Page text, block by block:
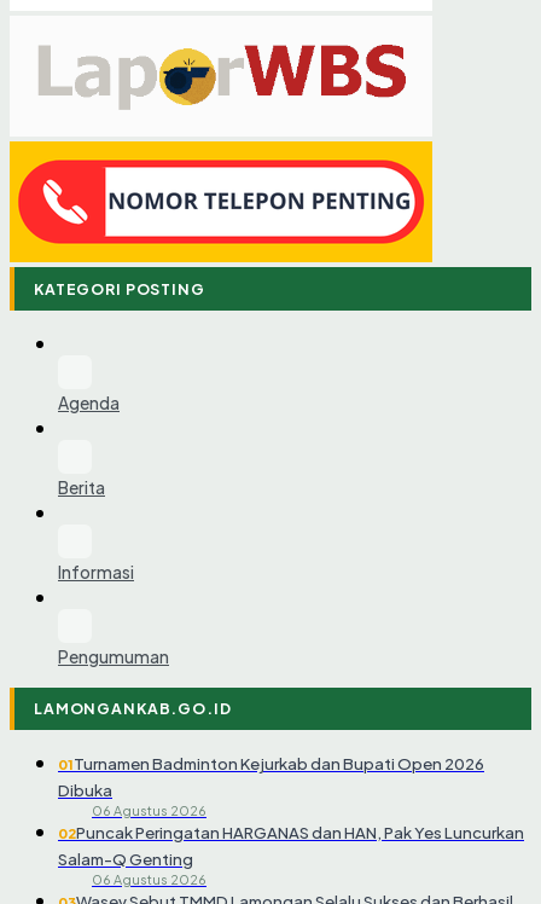
KATEGORI POSTING
Agenda
Berita
Informasi
Pengumuman
LAMONGANKAB.GO.ID
01Turnamen Badminton Kejurkab dan Bupati Open 2026
Dibuka
06 Agustus 2026
02Puncak Peringatan HARGANAS dan HAN, Pak Yes Luncurkan
Salam-Q Genting
06 Agustus 2026